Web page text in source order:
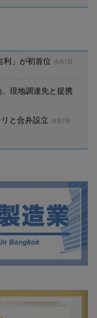
利」が初首位
(8月7日
、現地調達先と提携
と合弁設立
(8月7日